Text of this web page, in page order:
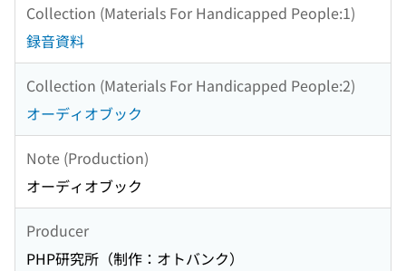
Collection (Materials For Handicapped People:1)
録音資料
Collection (Materials For Handicapped People:2)
オーディオブック
Note (Production)
オーディオブック
Producer
PHP研究所（制作：オトバンク）